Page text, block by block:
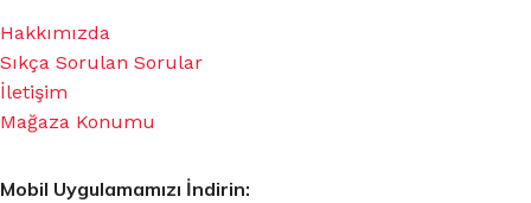
Hakkımızda
Sıkça Sorulan Sorular
İletişim
Mağaza Konumu
Mobil Uygulamamızı İndirin: